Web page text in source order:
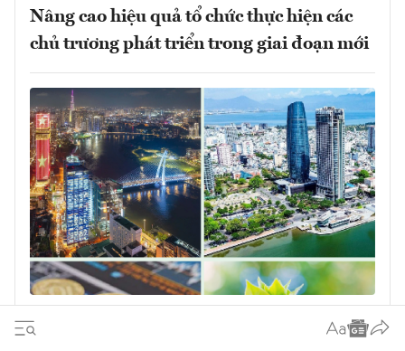
Nâng cao hiệu quả tổ chức thực hiện các
chủ trương phát triển trong giai đoạn mới
Quyết sách đúng phải được chuyển hóa